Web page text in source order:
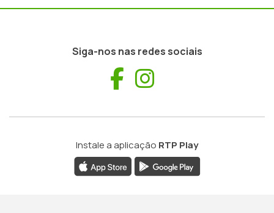
Siga-nos nas redes sociais
Facebook
Instale a aplicação RTP Play